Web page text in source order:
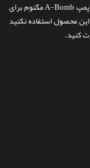
پمپ A-Bomb مگنوم برای
از این محصول استفاده نکنید
کنید.